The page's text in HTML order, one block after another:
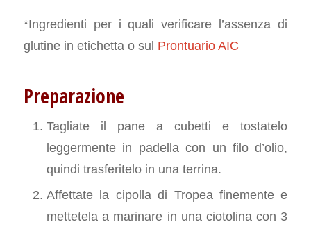
*Ingredienti per i quali verificare l’assenza di
glutine in etichetta o sul Prontuario AIC
Preparazione
Tagliate il pane a cubetti e tostatelo
leggermente in padella con un filo d’olio,
quindi trasferitelo in una terrina.
Affettate la cipolla di Tropea finemente e
mettetela a marinare in una ciotolina con 3